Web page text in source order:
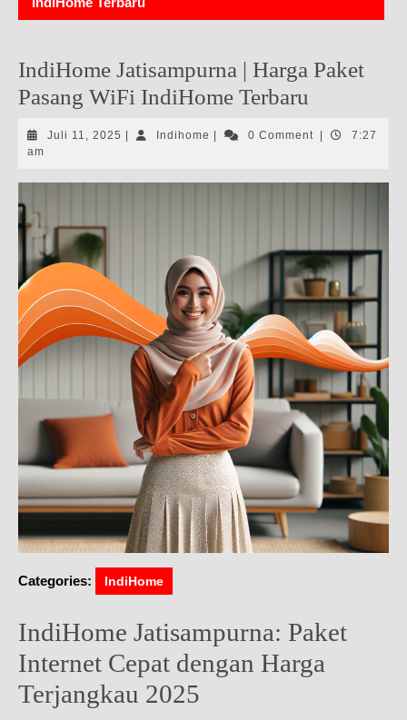
IndiHome Jatisampurna | Harga Paket
Pasang WiFi IndiHome Terbaru
Juli 11, 2025 Juli
Indihome Indihome0 Comment
7:27
am
Categories: IndiHome
IndiHome Jatisampurna: Paket
Internet Cepat dengan Harga
Terjangkau 2025